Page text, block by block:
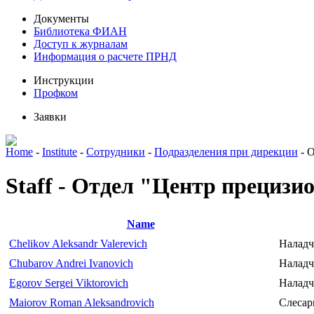
Документы
Библиотека ФИАН
Доступ к журналам
Информация о расчете ПРНД
Инструкции
Профком
Заявки
Home - Institute - Сотрудники - Подразделения при дирекции -
Staff - Отдел "Центр
Name
Chelikov Aleksandr Valerevich
Chubarov Andrei Ivanovich
Egorov Sergei Viktorovich
Maiorov Roman Aleksandrovich